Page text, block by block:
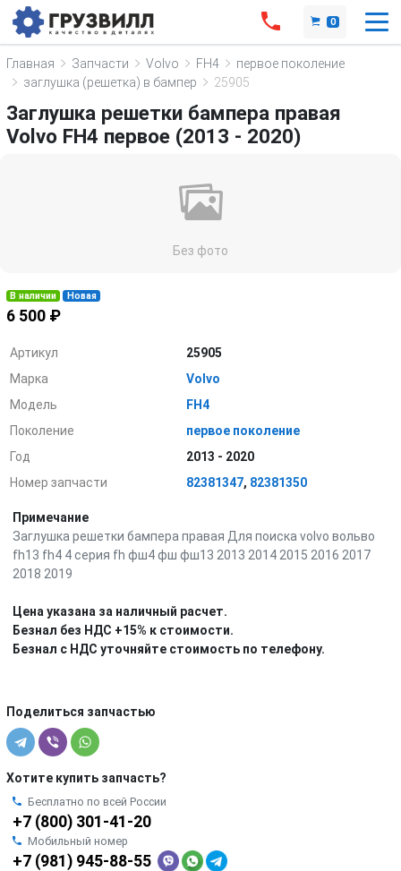
0
Главная Запчасти Volvo FH4
первое поколение
заглушка (решетка) в бампер
25905
Заглушка решетки бампера правая
Volvo FH4 первое (2013 - 2020)
Без фото
В наличии Новая
6 500 ₽
Артикул
25905
Марка
Volvo
Модель
FH4
Поколение
первое поколение
Год
2013 - 2020
Номер запчасти
82381347, 82381350
Примечание
Заглушка решетки бампера правая Для поиска volvo вольво
fh13 fh4 4 серия fh фш4 фш фш13 2013 2014 2015 2016 2017
2018 2019
Цена указана за наличный расчет.
Безнал без НДС +15% к стоимости.
Безнал с НДС уточняйте стоимость по телефону.
Поделиться запчастью
Хотите купить запчасть?
Бесплатно по всей России
+7 (800) 301-41-20
Мобильный номер
+7 (981) 945-88-55